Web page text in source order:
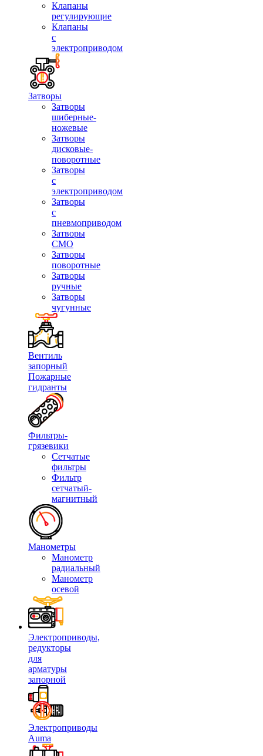
Клапаны
регулирующие
Клапаны
с
электроприводом
Затворы
Затворы
шиберные-
ножевые
Затворы
дисковые-
поворотные
Затворы
с
электроприводом
Затворы
с
пневмоприводом
Затворы
СМО
Затворы
поворотные
Затворы
ручные
Затворы
чугунные
Вентиль
запорный
Пожарные
гидранты
Фильтры-
грязевики
Сетчатые
фильтры
Фильтр
сетчатый-
магнитный
Манометры
Манометр
радиальный
Манометр
осевой
Электроприводы,
редукторы
для
арматуры
запорной
Электроприводы
Auma